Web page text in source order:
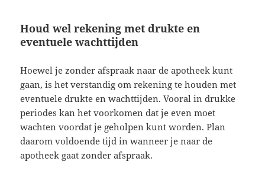
Houd wel rekening met drukte en
eventuele wachttijden
Hoewel je zonder afspraak naar de apotheek kunt
gaan, is het verstandig om rekening te houden met
eventuele drukte en wachttijden. Vooral in drukke
periodes kan het voorkomen dat je even moet
wachten voordat je geholpen kunt worden. Plan
daarom voldoende tijd in wanneer je naar de
apotheek gaat zonder afspraak.